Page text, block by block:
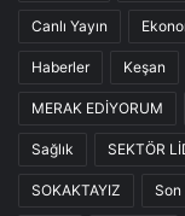
Canlı Yayın
Haberler Keşan
MERAK EDİYORUM
Sağlık SEKTÖR
SOKAKTAYIZ Son